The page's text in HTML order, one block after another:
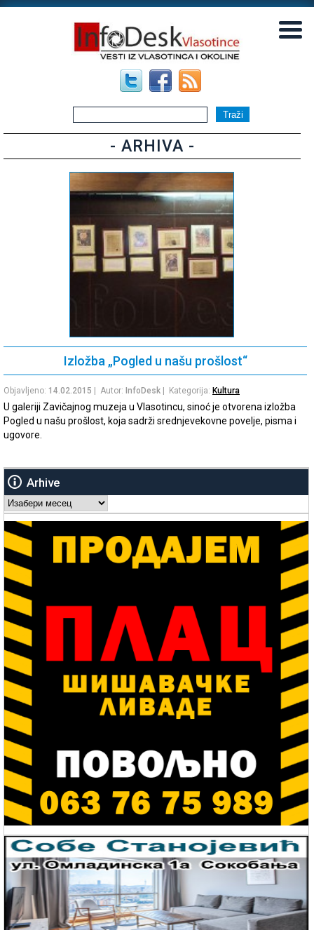
- ARHIVA -
Izložba „Pogled u našu prošlost“
Objavljeno: 14.02.2015 | Autor: InfoDesk | Kategorija: Kultura
U galeriji Zavičajnog muzeja u Vlasotincu, sinoć je otvorena izložba
Pogled u našu prošlost, koja sadrži srednjevekovne povelje, pisma i
ugovore.
Arhive
Arhive